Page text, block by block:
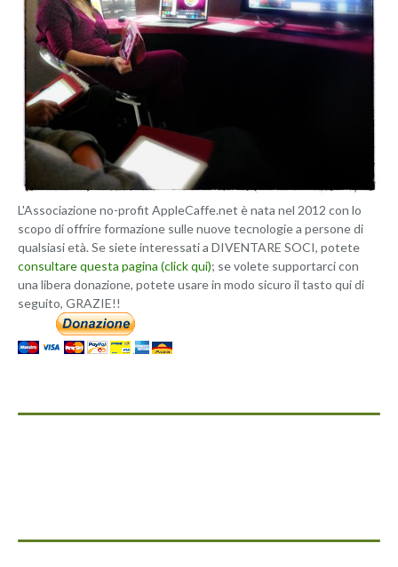
L'Associazione no-profit AppleCaffe.net è nata nel 2012 con lo
scopo di offrire formazione sulle nuove tecnologie a persone di
qualsiasi età. Se siete interessati a DIVENTARE SOCI, potete
consultare questa pagina (click qui); se volete supportarci con
una libera donazione, potete usare in modo sicuro il tasto qui di
seguito, GRAZIE!!